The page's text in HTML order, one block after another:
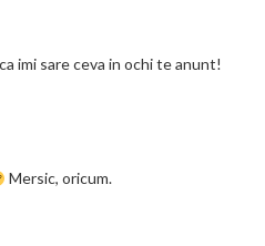
imi sare ceva in ochi te anunt!
Mersic, oricum.